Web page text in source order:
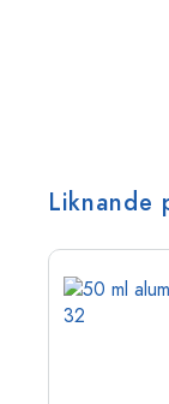
Liknande